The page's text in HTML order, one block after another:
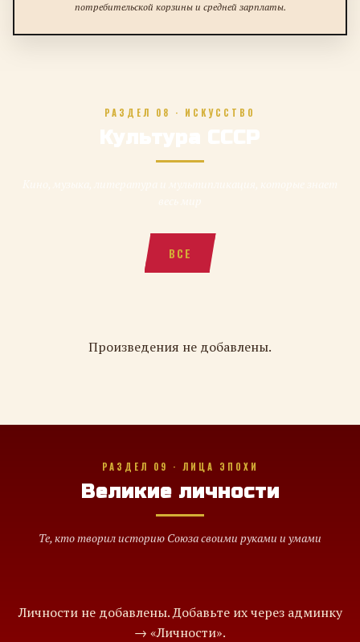
потребительской корзины и средней зарплаты.
РАЗДЕЛ 08 · ИСКУССТВО
Культура СССР
ВСЕ
Произведения не добавлены.
РАЗДЕЛ 09 · ЛИЦА ЭПОХИ
Великие личности
Те, кто творил историю Союза своими руками и умами
Личности не добавлены. Добавьте их через админку
→ «Личности».